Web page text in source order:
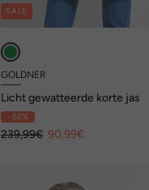
SALE
GOLDNER
Licht gewatteerde korte jas
- 62%
239,99€ 90,99€